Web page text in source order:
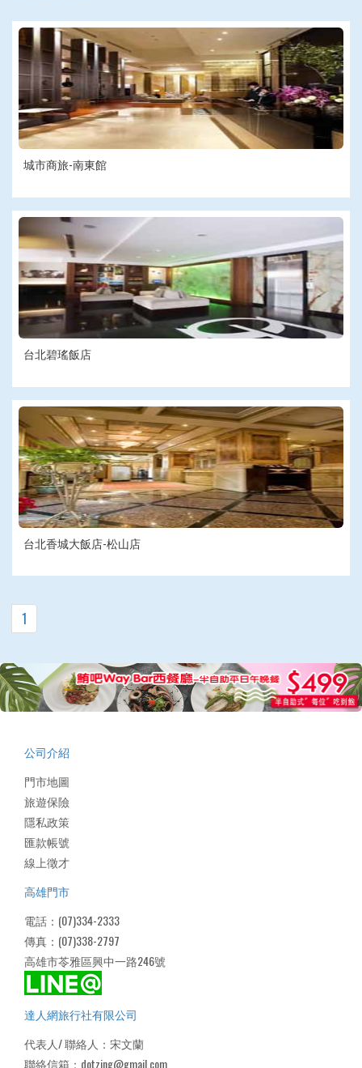
城市商旅-南東館
台北碧瑤飯店
台北香城大飯店-松山店
1
公司介紹
門市地圖
旅遊保險
隱私政策
匯款帳號
線上徵才
高雄門市
電話：(07)334-2333
傳真：(07)338-2797
高雄市苓雅區興中一路246號
達人網旅行社有限公司
代表人/ 聯絡人：宋文蘭
聯絡信箱：dotzing@gmail.com